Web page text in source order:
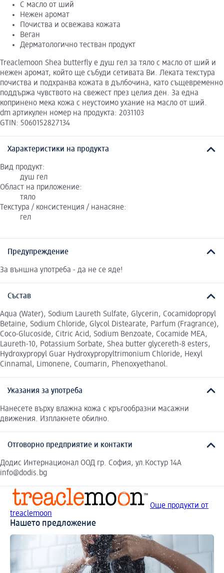
С масло от ший
Нежен аромат
Почиства и освежава кожата
Веган
Дерматологично тестван продукт
Treaclemoon Shea butterfly е душ гел за тяло с масло от ший и
нежен аромат, който ще събуди сетивата Ви. Леката текстура
почиства и подхранва кожата в дълбочина, като същевременно
поддържа чувството на свежест през целия ден. За една
копринено мека кожа с неустоимо ухание на масло от ший.
dm артикулен номер на продукта: 2031103
GTIN: 5060152827134
Характеристики на продукта
Вид продукт:
душ гел
Област на приложение:
тяло
Текстура / консистенция / нанасяне:
гел
Предупреждение
За външна употреба - да не се яде!
Състав
Aqua (Water), Sodium Laureth Sulfate, Glycerin, Cocamidopropyl
Betaine, Sodium Chloride, Glycol Distearate, Parfum (Fragrance),
Coco-Glucoside, Citric Acid, Sodium Benzoate, Cocamide MEA,
Laureth-10, Potassium Sorbate, Shea butter glycereth-8 esters,
Hydroxypropyl Guar Hydroxypropyltrimonium Chloride, Hexyl
Cinnamal, Limonene, Coumarin, Phenoxyethanol.
Указания за употреба
Нанесете върху влажна кожа с кръгообразни масажни
движения. Изплакнете обилно.
Отговорно предприятие и контакти
Додис Интернационал ООД гр. София, ул.Костур 14А
info@dodis.bg
Още продукти от
treaclemoon
Нашето предложение